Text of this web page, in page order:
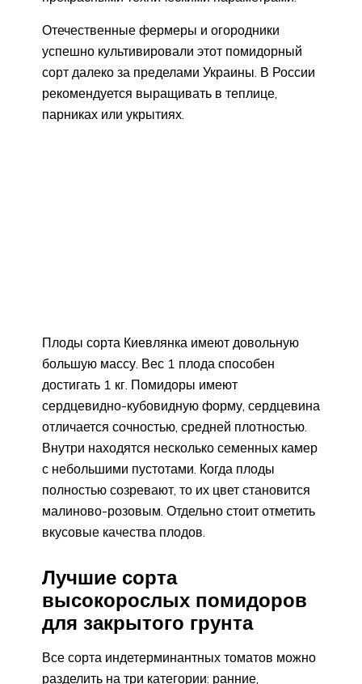
Отечественные фермеры и огородники
успешно культивировали этот помидорный
сорт далеко за пределами Украины. В России
рекомендуется выращивать в теплице,
парниках или укрытиях.
Плоды сорта Киевлянка имеют довольную
большую массу. Вес 1 плода способен
достигать 1 кг. Помидоры имеют
сердцевидно-кубовидную форму, сердцевина
отличается сочностью, средней плотностью.
Внутри находятся несколько семенных камер
с небольшими пустотами. Когда плоды
полностью созревают, то их цвет становится
малиново-розовым. Отдельно стоит отметить
вкусовые качества плодов.
Лучшие сорта
высокорослых помидоров
для закрытого грунта
Все сорта индетерминантных томатов можно
разделить на три категории: ранние,